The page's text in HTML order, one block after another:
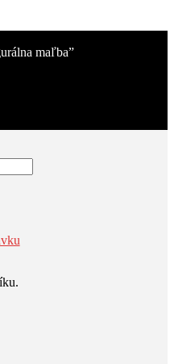
maľba”